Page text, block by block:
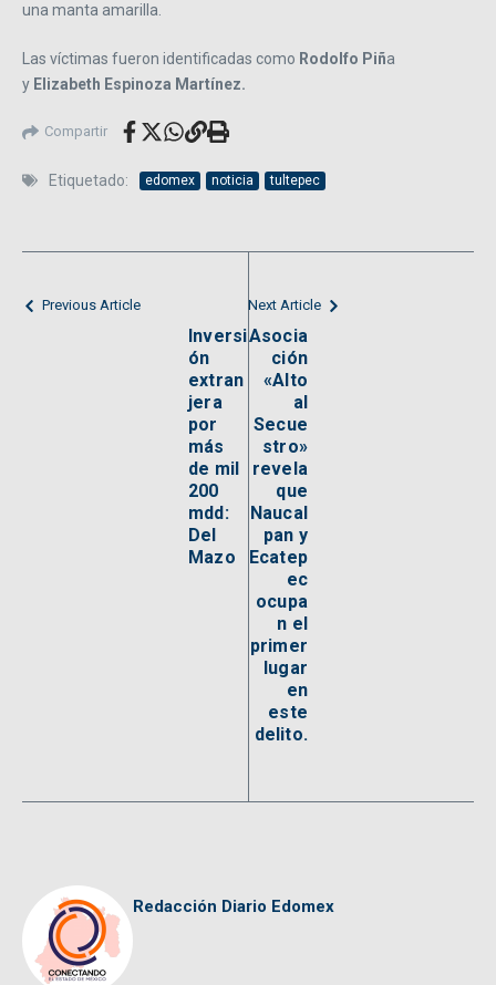
una manta amarilla.
Las víctimas fueron identificadas como Rodolfo Piña
y Elizabeth Espinoza Martínez.
Compartir
Etiquetado: edomex noticia tultepec
Previous Article
Inversi
ón
extran
jera
por
más
de mil
200
mdd:
Del
Mazo
Next Article
Asocia
ción
«Alto
al
Secue
stro»
revela
que
Naucal
pan y
Ecatep
ec
ocupa
n el
primer
lugar
en
este
delito.
Redacción Diario Edomex